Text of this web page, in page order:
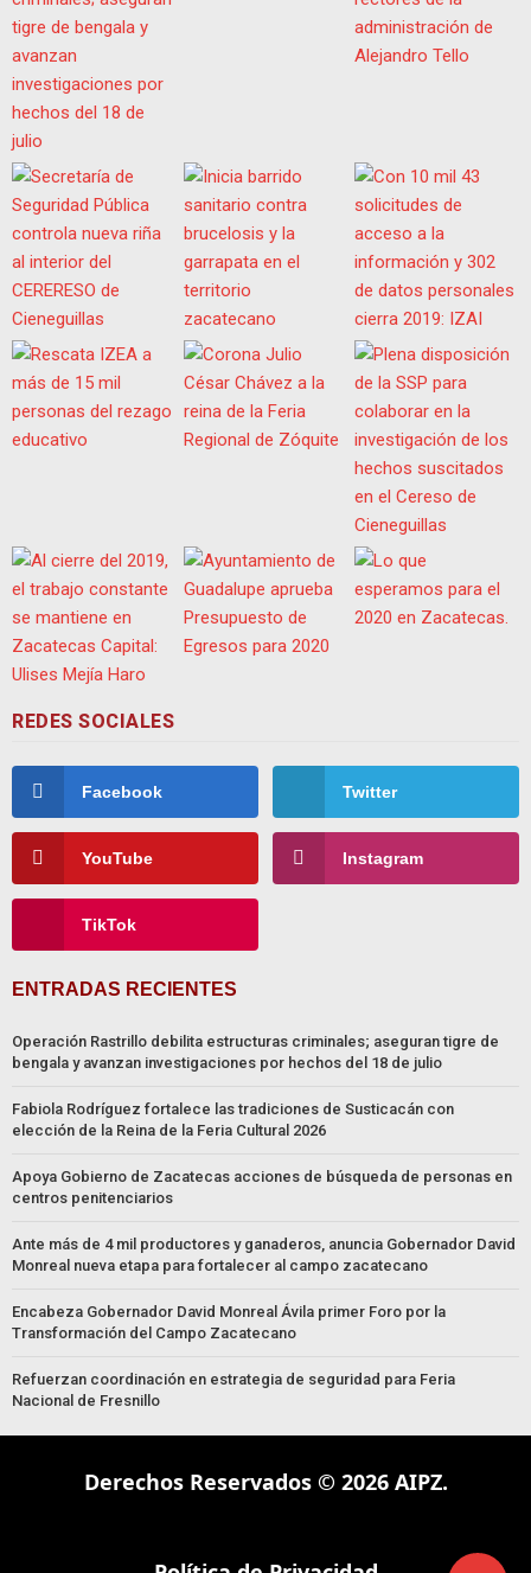
REDES SOCIALES
Facebook Twitter
YouTube Instagram
TikTok
ENTRADAS RECIENTES
Operación Rastrillo debilita estructuras criminales; aseguran tigre de
bengala y avanzan investigaciones por hechos del 18 de julio
Fabiola Rodríguez fortalece las tradiciones de Susticacán con
elección de la Reina de la Feria Cultural 2026
Apoya Gobierno de Zacatecas acciones de búsqueda de personas en
centros penitenciarios
Ante más de 4 mil productores y ganaderos, anuncia Gobernador David
Monreal nueva etapa para fortalecer al campo zacatecano
Encabeza Gobernador David Monreal Ávila primer Foro por la
Transformación del Campo Zacatecano
Refuerzan coordinación en estrategia de seguridad para Feria
Nacional de Fresnillo
Derechos Reservados © 2026 AIPZ.